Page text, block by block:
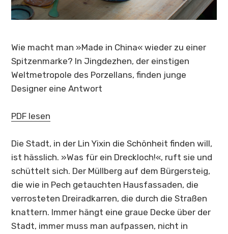
Wie macht man »Made in China« wieder zu einer
Spitzenmarke? In Jingdezhen, der einstigen
Weltmetropole des Porzellans, finden junge
Designer eine Antwort
PDF lesen
Die Stadt, in der Lin Yixin die Schönheit finden will,
ist hässlich. »Was für ein Dreckloch!«, ruft sie und
schüttelt sich. Der Müllberg auf dem Bürgersteig,
die wie in Pech getauchten Hausfassaden, die
verrosteten Dreiradkarren, die durch die Straßen
knattern. Immer hängt eine graue Decke über der
Stadt, immer muss man aufpassen, nicht in